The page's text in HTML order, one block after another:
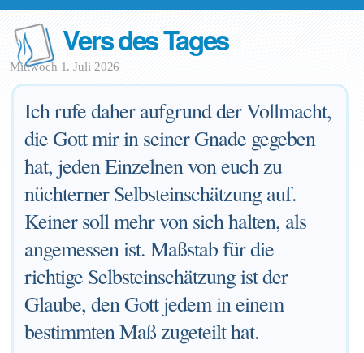
Vers des Tages
Mittwoch 1. Juli 2026
Ich rufe daher aufgrund der Vollmacht,
die Gott mir in seiner Gnade gegeben
hat, jeden Einzelnen von euch zu
nüchterner Selbsteinschätzung auf.
Keiner soll mehr von sich halten, als
angemessen ist. Maßstab für die
richtige Selbsteinschätzung ist der
Glaube, den Gott jedem in einem
bestimmten Maß zugeteilt hat.